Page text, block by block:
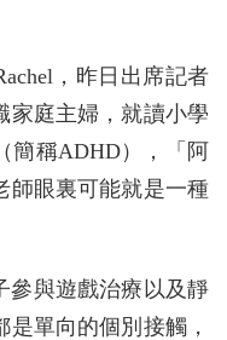
，昨日出席記者
家庭主婦，就讀小學
簡稱ADHD），「阿
師眼裏可能就是一種
參與遊戲治療以及靜
單向的個別接觸，